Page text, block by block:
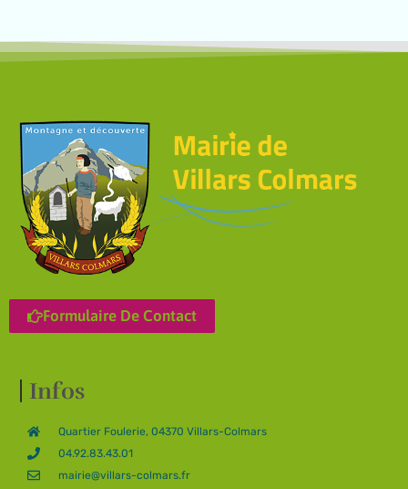
Formulaire De Contact
Infos
Quartier Foulerie, 04370 Villars-Colmars
04.92.83.43.01
mairie@villars-colmars.fr